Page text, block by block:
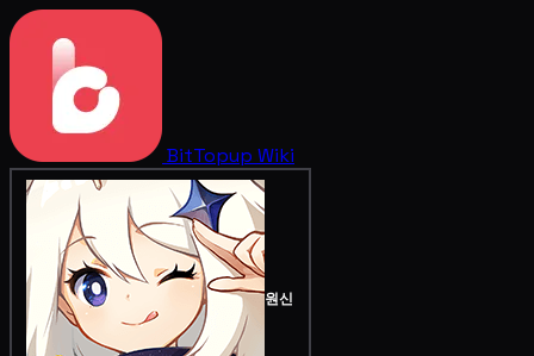
BitTopup Wiki
원신